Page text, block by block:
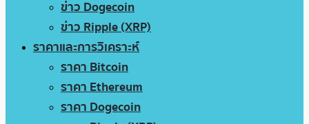
ข่าว Dogecoin
ข่าว Ripple (XRP)
ราคาและการวิเคราะห์
ราคา Bitcoin
ราคา Ethereum
ราคา Dogecoin